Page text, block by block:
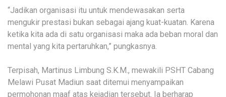
“Jadikan organisasi itu untuk mendewasakan serta
mengukir prestasi bukan sebagai ajang kuat-kuatan. Karena
ketika kita ada di satu organisasi maka ada beban moral dan
mental yang kita pertaruhkan,” pungkasnya.
Terpisah, Martinus Limbung S.K.M., mewakili PSHT Cabang
Melawi Pusat Madiun saat ditemui menyampaikan
permohonan maaf atas kejadian tersebut. Ia berharap